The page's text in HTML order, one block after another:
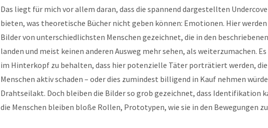
Das liegt für mich vor allem daran, dass die spannend dargestellten
bieten, was theoretische Bücher nicht geben können: Emotionen. Hier
Bilder von unterschiedlichsten Menschen gezeichnet, die in den
landen und meist keinen anderen Ausweg mehr sehen, als weiterzumachen.
im Hinterkopf zu behalten, dass hier potenzielle Täter porträtiert werden, die
Menschen aktiv schaden – oder dies zumindest billigend in Kauf nehmen
Drahtseilakt. Doch bleiben die Bilder so grob gezeichnet, dass Identifikation
die Menschen bleiben bloße Rollen, Prototypen, wie sie in den Bewegungen